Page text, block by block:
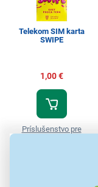
Telekom SIM karta
SWIPE
1,00 €
Príslušenstvo pre